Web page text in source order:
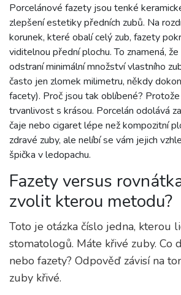
Porcelánové fazety jsou tenké
zlepšení estetiky předních zubů. Na
korunek, které obalí celý zub, fazety
viditelnou přední plochu. To znamená,
odstraní minimální množství vlastního
často jen zlomek milimetru, někdy
facety). Proč jsou tak oblíbené?
trvanlivost s krásou. Porcelán odolává
čaje nebo cigaret lépe než kompozitní
zdravé zuby, ale nelíbí se vám jejich
špička v ledopachu.
Fazety versus
zvolit kterou metodu?
Toto je otázka číslo jedna, kterou
stomatologů. Máte křivé zuby. Co
nebo fazety? Odpověď závisí na
zuby křivé.